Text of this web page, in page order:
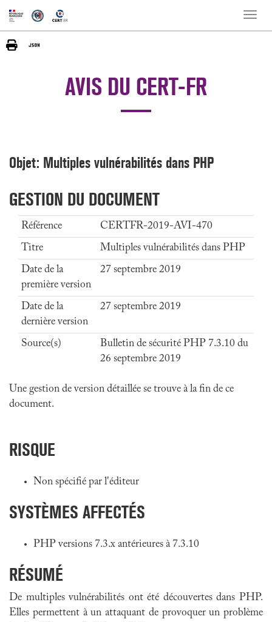
Toggle
AVIS DU CERT-FR
Objet: Multiples vulnérabilités dans PHP
GESTION DU DOCUMENT
Référence
CERTFR-2019-AVI-470
Titre
Multiples vulnérabilités dans PHP
Date de la
première version
27 septembre 2019
Date de la
dernière version
27 septembre 2019
Source(s)
Bulletin de sécurité PHP 7.3.10 du
26 septembre 2019
Une gestion de version détaillée se trouve à la fin de ce
document.
RISQUE
Non spécifié par l'éditeur
SYSTÈMES AFFECTÉS
PHP versions 7.3.x antérieures à 7.3.10
RÉSUMÉ
De multiples vulnérabilités ont été découvertes dans PHP.
Elles permettent à un attaquant de provoquer un problème